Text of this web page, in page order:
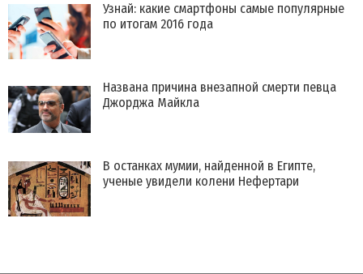
Узнай: какие смартфоны самые популярные
по итогам 2016 года
Названа причина внезапной смерти певца
Джорджа Майкла
В останках мумии, найденной в Египте,
ученые увидели колени Нефертари